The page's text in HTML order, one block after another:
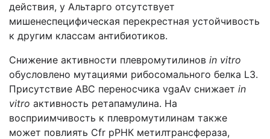
действия, у Альтарго отсутствует
мишенеспецифическая перекрестная устойчивость
к другим классам антибиотиков.
Снижение активности плевромутилинов in vitro
обусловлено мутациями рибосомального белка L3.
Присутствие ABC переносчика vgaAv снижает in
vitro активность ретапамулина. На
восприимчивость к плевромутилинам также
может повлиять Cfr рРНК метилтрансфераза,